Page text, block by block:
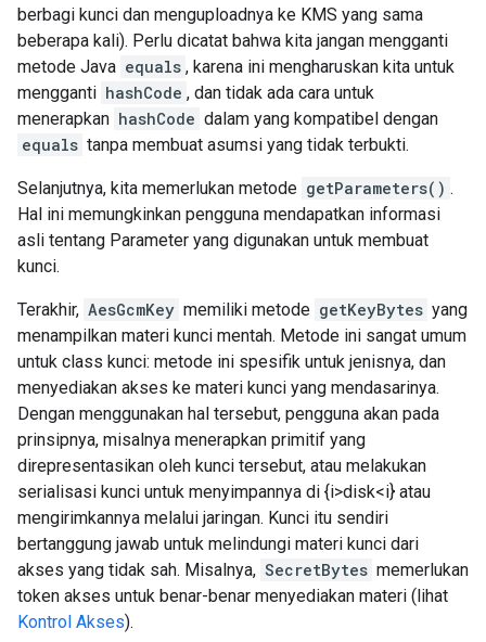
berbagi kunci dan menguploadnya ke KMS yang sama
beberapa kali). Perlu dicatat bahwa kita jangan mengganti
metode Java equals , karena ini mengharuskan kita untuk
mengganti hashCode , dan tidak ada cara untuk
menerapkan hashCode dalam yang kompatibel dengan
equals tanpa membuat asumsi yang tidak terbukti.
Selanjutnya, kita memerlukan metode getParameters() .
Hal ini memungkinkan pengguna mendapatkan informasi
asli tentang Parameter yang digunakan untuk membuat
kunci.
Terakhir, AesGcmKey memiliki metode getKeyBytes yang
menampilkan materi kunci mentah. Metode ini sangat umum
untuk class kunci: metode ini spesifik untuk jenisnya, dan
menyediakan akses ke materi kunci yang mendasarinya.
Dengan menggunakan hal tersebut, pengguna akan pada
prinsipnya, misalnya menerapkan primitif yang
direpresentasikan oleh kunci tersebut, atau melakukan
serialisasi kunci untuk menyimpannya di {i>disk<i} atau
mengirimkannya melalui jaringan. Kunci itu sendiri
bertanggung jawab untuk melindungi materi kunci dari
akses yang tidak sah. Misalnya, SecretBytes memerlukan
token akses untuk benar-benar menyediakan materi (lihat
Kontrol Akses).